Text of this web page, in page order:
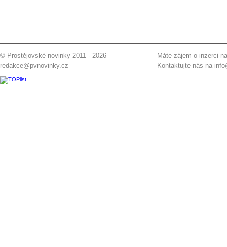
© Prostějovské novinky 2011 - 2026
redakce@pvnovinky.cz
Máte zájem o inzerci
Kontaktujte nás na